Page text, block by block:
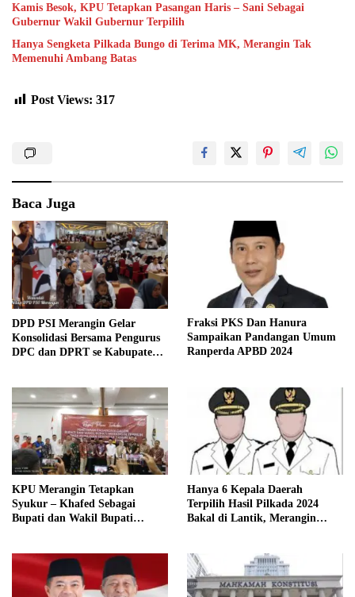
Kamis Besok, KPU Tetapkan Pasangan Haris – Sani Sebagai
Gubernur Wakil Gubernur Terpilih
Hanya Sengketa Pilkada Bungo di Terima MK, Merangin Tak
Memenuhi Ambang Batas
Post Views: 317
Baca Juga
DPD PSI Merangin Gelar
Konsolidasi Bersama Pengurus
DPC dan DPRT se Kabupaten
Fraksi PKS Dan Hanura
Sampaikan Pandangan Umum
Ranperda APBD 2024
KPU Merangin Tetapkan
Syukur – Khafed Sebagai
Bupati dan Wakil Bupati
Hanya 6 Kepala Daerah
Terpilih Hasil Pilkada 2024
Bakal di Lantik, Merangin